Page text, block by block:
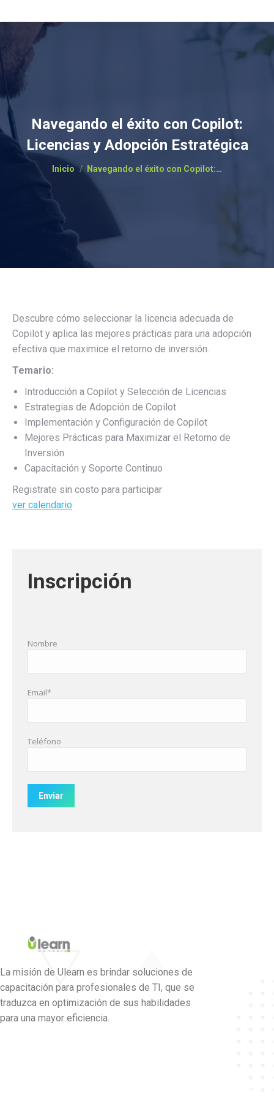
Navegando el éxito con Copilot:
Licencias y Adopción Estratégica
Estás aquí:
Inicio Navegando el éxito con Copilot:…
Descubre cómo seleccionar la licencia adecuada de
Copilot y aplica las mejores prácticas para una adopción
efectiva que maximice el retorno de inversión.
Temario:
Introducción a Copilot y Selección de Licencias
Estrategias de Adopción de Copilot
Implementación y Configuración de Copilot
Mejores Prácticas para Maximizar el Retorno de
Inversión
Capacitación y Soporte Continuo
Registrate sin costo para participar
ver calendario
Inscripción
Nombre
Email*
Teléfono
La misión de Ulearn es brindar soluciones de
capacitación para profesionales de TI, que se
traduzca en optimización de sus habilidades
para una mayor eficiencia.